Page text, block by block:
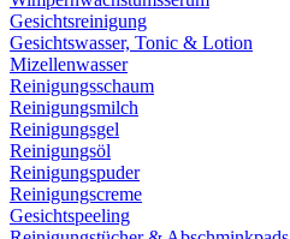
Gesichtsreinigung
Gesichtswasser, Tonic & Lotion
Mizellenwasser
Reinigungsschaum
Reinigungsmilch
Reinigungsgel
Reinigungsöl
Reinigungspuder
Reinigungscreme
Gesichtspeeling